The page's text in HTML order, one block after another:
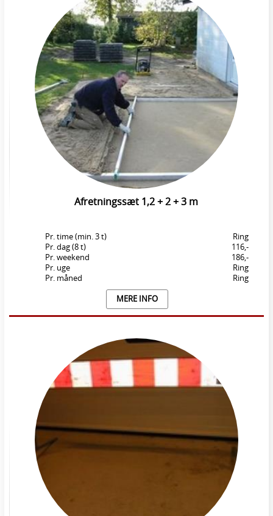
Afretningssæt 1,2 + 2 + 3 m
Pr. time (min. 3 t)
Ring
Pr. dag (8 t)
116,-
Pr. weekend
186,-
Pr. uge
Ring
Pr. måned
Ring
MERE INFO